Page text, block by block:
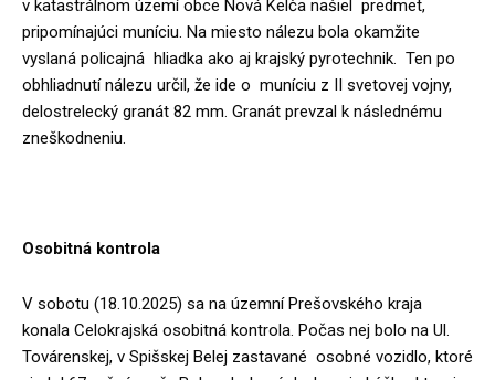
v katastrálnom území obce Nová Kelča našiel predmet,
pripomínajúci muníciu. Na miesto nálezu bola okamžite
vyslaná policajná hliadka ako aj krajský pyrotechnik. Ten po
obhliadnutí nálezu určil, že ide o muníciu z II svetovej vojny,
delostrelecký granát 82 mm. Granát prevzal k následnému
zneškodneniu.
Osobitná kontrola
V sobotu (18.10.2025) sa na územní Prešovského kraja
konala Celokrajská osobitná kontrola. Počas nej bolo na Ul.
Továrenskej, v Spišskej Belej zastavané osobné vozidlo, ktoré